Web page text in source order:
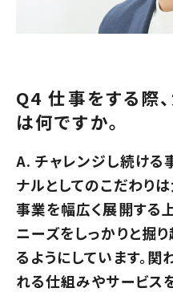
Q4 仕事をする際
は何ですか。
A. チャレンジし続ける
ナルとしてのこだわりは
事業を幅広く展開する
ニーズをしっかりと掘
るようにしています。
れる仕組みやサービス